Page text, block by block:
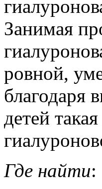
Занимая
ровной,
благодаря
детей
Где найти: